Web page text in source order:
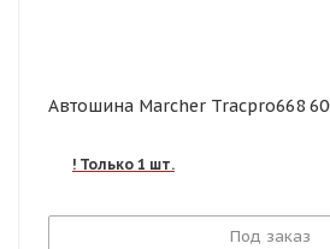
Автошина Marcher Tracpro668
! Только 1 шт.
Под заказ